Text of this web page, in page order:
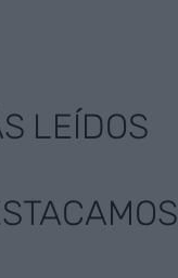
LEÍDOS